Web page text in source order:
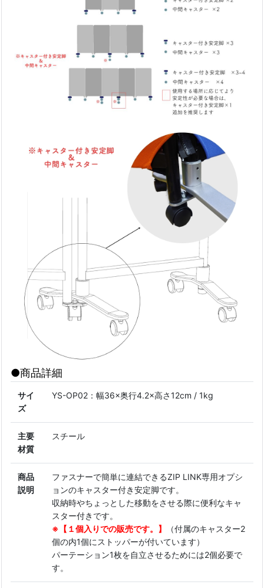
●商品詳細
サイ
ズ
YS-OP02：幅36×奥行4.2×高さ12cm / 1kg
主要
材質
スチール
商品
説明
ファスナーで簡単に連結できるZIP LINK専用オプシ
ョンのキャスター付き安定脚です。
収納時やちょっとした移動をさせる際に便利なキャ
スター付きです。
※【１個入りでの販売です。】
（付属のキャスター2
個の内1個にストッパーが付いています）
パーテーション1枚を自立させるためには2個必要で
す。